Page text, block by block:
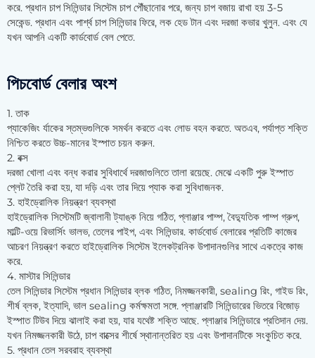
করে. প্রধান চাপ সিলিন্ডার সিস্টেম চাপ পৌঁছানোর পরে, জন্য চাপ বজায় রাখা হয় 3-5
সেকেন্ড. প্রধান এবং পার্শ্ব চাপ সিলিন্ডার ফিরে, লক হেড টান এবং দরজা কভার খুলুন. এবং যে
যখন আপনি একটি কার্ডবোর্ড বেল পেতে.
পিচবোর্ড বেলার অংশ
1. তাক
প্যাকেজিং র্যাকের স্তম্ভগুলিকে সমর্থন করতে এবং লোড বহন করতে. অতএব, পর্যাপ্ত শক্তি
নিশ্চিত করতে উচ্চ-মানের ইস্পাত চয়ন করুন.
2. বক্স
দরজা খোলা এবং বন্ধ করার সুবিধার্থে দরজাগুলিতে তালা রয়েছে. মেঝে একটি পুরু ইস্পাত
প্লেট তৈরি করা হয়, যা দড়ি এবং তার দিয়ে প্যাক করা সুবিধাজনক.
3. হাইড্রোলিক নিয়ন্ত্রণ ব্যবস্থা
হাইড্রোলিক সিস্টেমটি জ্বালানী ট্যাঙ্ক নিয়ে গঠিত, প্লাঞ্জার পাম্প, বৈদ্যুতিক পাম্প গ্রুপ,
মাল্টি-ওয়ে রিভার্সিং ভালভ, তেলের পাইপ, এবং সিলিন্ডার. কার্ডবোর্ড বেলারের প্রতিটি কাজের
আচরণ নিয়ন্ত্রণ করতে হাইড্রোলিক সিস্টেম ইলেকট্রনিক উপাদানগুলির সাথে একত্রে কাজ
করে.
4. মাস্টার সিলিন্ডার
তেল সিলিন্ডার সিস্টেম প্রধান সিলিন্ডার ব্লক গঠিত, নিমজ্জনকারী, sealing রিং, গাইড রিং,
শীর্ষ ব্লক, ইত্যাদি, ভাল sealing কর্মক্ষমতা সঙ্গে. প্লাঞ্জারটি সিলিন্ডারের ভিতরে বিজোড়
ইস্পাত টিউব দিয়ে ঝালাই করা হয়, যার যথেষ্ট শক্তি আছে. প্লাঞ্জার সিলিন্ডারে প্রতিদান দেয়.
যখন নিমজ্জনকারী উঠে, চাপ বাক্সের শীর্ষে স্থানান্তরিত হয় এবং উপাদানটিকে সংকুচিত করে.
5. প্রধান তেল সরবরাহ ব্যবস্থা